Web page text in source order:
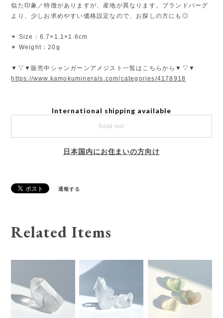
似た印象／特徴がありますが、産地が異なります。ブランドバーグ
より、少しお求めやすい価格設定なので、お探しの方にも◎
✴︎ Size：6.7×1.1×1.6cm
✴︎ Weight：20g
▼▽▼販売中シャンガーンアメジスト一覧はこちらから▼▽▼
https://www.kamokuminerals.com/categories/4178918
International shipping available
Sold out
日本国内にお住まいの方向け
通報する
Related Items